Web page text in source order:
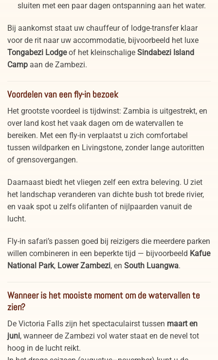
sluiten met een paar dagen ontspanning aan het water.
Bij aankomst staat uw chauffeur of lodge-transfer klaar
voor de rit naar uw accommodatie, bijvoorbeeld het luxe
Tongabezi Lodgeof het kleinschalige Sindabezi Island
Camp aan de Zambezi.
Voordelen van een fly-in bezoek
Het grootste voordeel is tijdwinst: Zambia is uitgestrekt, en
over land kost het vaak dagen om de watervallen te
bereiken. Met een fly-in verplaatst u zich comfortabel
tussen wildparken en Livingstone, zonder lange autoritten
of grensovergangen.
Daarnaast biedt het vliegen zelf een extra beleving. U ziet
het landschap veranderen van dichte bush tot brede rivier,
en vaak spot u zelfs olifanten of nijlpaarden vanuit de
lucht.
Fly-in safari’s passen goed bij reizigers die meerdere parken
willen combineren in een beperkte tijd — bijvoorbeeld Kafue
National Park, Lower Zambezi, en South Luangwa.
Wanneer is het mooiste moment om de watervallen te
zien?
De Victoria Falls zijn het spectaculairst tussen maart en
juni, wanneer de Zambezi vol water staat en de nevel tot
hoog in de lucht reikt.